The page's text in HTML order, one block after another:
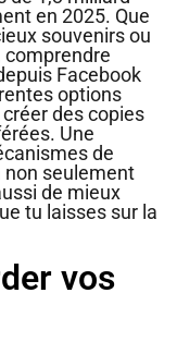
en 2025. Que
souvenirs ou
Facebook
options
des copies
Une
de
seulement
de mieux
tu laisses sur la
vos